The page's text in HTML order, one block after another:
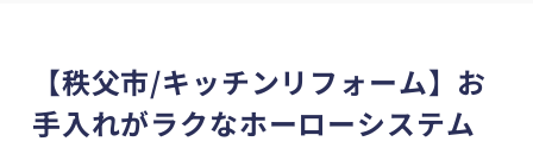
【秩父市/キッチンリフォーム】お
手入れがラクなホーローシステム